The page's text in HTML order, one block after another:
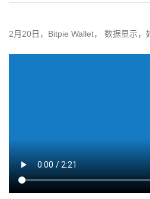
2月20日，Bitpie Wallet， 数据显示